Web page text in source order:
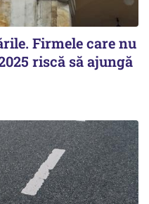
Firmele care nu
riscă să ajungă